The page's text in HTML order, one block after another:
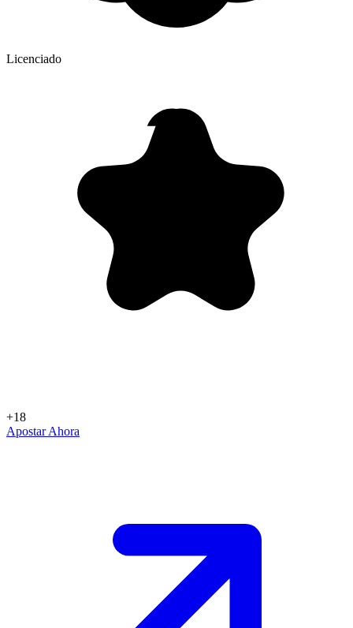
Licenciado
+18
Apostar Ahora